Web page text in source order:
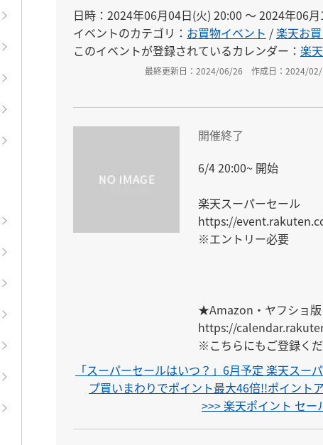
日時：2024年06月04日(火) 20:00 〜 2024年06
イベントのカテゴリ： お買物イベント /楽天お
このイベントが登録されているカレンダー： 楽
最終更新日：2024/06/26 作成日：2024/02/
開催終了
6/4 20:00~ 開始
楽天スーパーセール
https://
※エントリー必要
★Amazon・ヤフショ
https://
※こちらにもご登録く
「スーパーセールはいつ？」6月予定 楽天スー
プ買いまわりでポイント最大46倍!!ポイント
>>> 楽天ポイント セ